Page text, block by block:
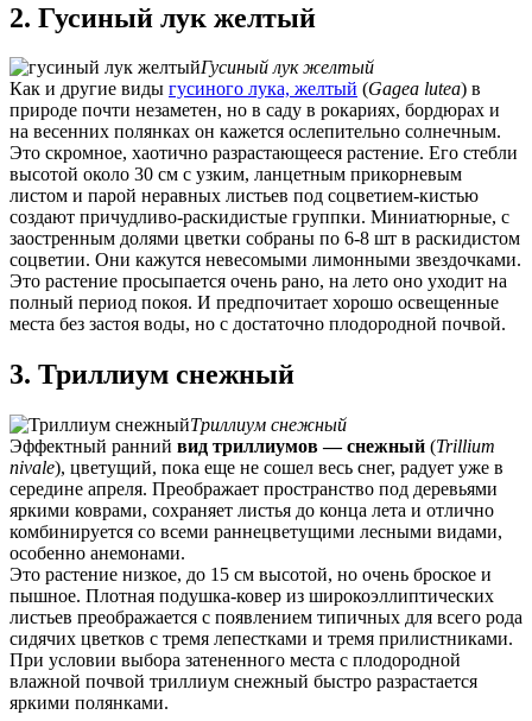
2. Гусиный лук желтый
Гусиный лук желтый
Как и другие виды гусиного лука, желтый (Gagea lutea) в
природе почти незаметен, но в саду в рокариях, бордюрах и
на весенних полянках он кажется ослепительно солнечным.
Это скромное, хаотично разрастающееся растение. Его стебли
высотой около 30 см с узким, ланцетным прикорневым
листом и парой неравных листьев под соцветием-кистью
создают причудливо-раскидистые группки. Миниатюрные, с
заостренным долями цветки собраны по 6-8 шт в раскидистом
соцветии. Они кажутся невесомыми лимонными звездочками.
Это растение просыпается очень рано, на лето оно уходит на
полный период покоя. И предпочитает хорошо освещенные
места без застоя воды, но с достаточно плодородной почвой.
3. Триллиум снежный
Триллиум снежный
Эффектный ранний вид триллиумов — снежный (Trillium
nivale), цветущий, пока еще не сошел весь снег, радует уже в
середине апреля. Преображает пространство под деревьями
яркими коврами, сохраняет листья до конца лета и отлично
комбинируется со всеми раннецветущими лесными видами,
особенно анемонами.
Это растение низкое, до 15 см высотой, но очень броское и
пышное. Плотная подушка-ковер из широкоэллиптических
листьев преображается с появлением типичных для всего рода
сидячих цветков с тремя лепестками и тремя прилистниками.
При условии выбора затененного места с плодородной
влажной почвой триллиум снежный быстро разрастается
яркими полянками.